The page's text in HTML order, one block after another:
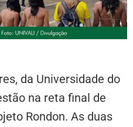
da Universidade do
na reta final de
Rondon. As duas